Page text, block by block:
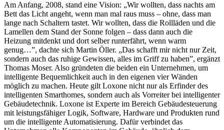
Am Anfang, 2008, stand eine Vision: „Wir wollten, dass nachts am
Bett das Licht angeht, wenn man mal raus muss – ohne, dass man
lange nach Schaltern tastet. Wir wollten, dass die Rollläden und die
Lamellen dem Stand der Sonne folgen – dass dann auch die
Heizung mitdenkt und dort selber runterfährt, wenn warm
genug…”, dachte sich Martin Öller. „Das schafft mir nicht nur Zeit,
sondern auch das ruhige Gewissen, alles im Griff zu haben”, ergänzt
Thomas Moser. Also gründeten die beiden ein Unternehmen, um
intelligente Bequemlichkeit auch in den eigenen vier Wänden
möglich zu machen. Heute gilt Loxone nicht nur als Erfinder des
intelligenten Smarthomes, sondern auch als Vorreiter bei intelligenter
Gebäudetechnik. Loxone ist Experte im Bereich Gebäudesteuerung
mit leistungsfähiger Logik, Software, Hardware und Produkten rund
um die intelligente Automatisierung. Dafür verbindet das